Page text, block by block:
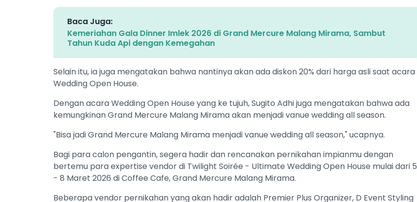
Baca Juga:
Kemeriahan Gala Dinner Imlek 2026 di Grand Mercure Malang Mirama, Sambut
Tahun Kuda Api dengan Kemegahan
Selain itu, ia juga mengatakan bahwa nantinya akan ada diskon 20% dari harga asli saat acara
Wedding Open House.
Dengan acara Wedding Open House yang ke tujuh, Sugito Adhi juga mengatakan bahwa ada
kemungkinan Grand Mercure Malang Mirama akan menjadi vanue wedding all season.
"Bisa jadi Grand Mercure Malang Mirama menjadi vanue wedding all season," ucapnya.
Bagi para calon pengantin, segera hadir dan rencanakan pernikahan impianmu dengan
bertemu para expertise vendor di Twilight Soirée - Ultimate Wedding Open House mulai dari 5
- 8 Maret 2026 di Coffee Cafe, Grand Mercure Malang Mirama.
Beberapa vendor pernikahan yang akan hadir adalah Premier Plus Organizer, D Event Styling